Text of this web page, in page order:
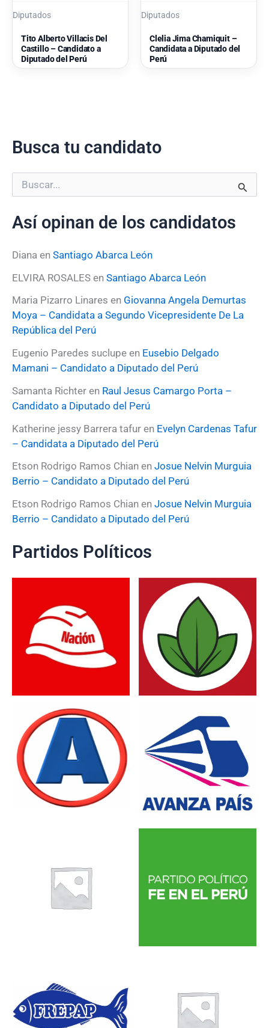
Diputados
Tito Alberto Villacis Del
Castillo – Candidato a
Diputado del Perú
Diputados
Clelia Jima Chamiquit –
Candidata a Diputado del
Perú
Busca tu candidato
u
c
p
r
:
Así opinan de los candidatos
Diana en Santiago Abarca León
ELVIRA ROSALES en Santiago Abarca León
Maria Pizarro Linares en Giovanna Angela Demurtas
Moya – Candidata a Segundo Vicepresidente De La
República del Perú
Eugenio Paredes suclupe en Eusebio Delgado
Mamani – Candidato a Diputado del Perú
Samanta Richter en Raul Jesus Camargo Porta –
Candidato a Diputado del Perú
Katherine jessy Barrera tafur en Evelyn Cardenas Tafur
– Candidata a Diputado del Perú
Etson Rodrigo Ramos Chian en Josue Nelvin Murguia
Berrio – Candidato a Diputado del Perú
Etson Rodrigo Ramos Chian en Josue Nelvin Murguia
Berrio – Candidato a Diputado del Perú
Partidos Políticos